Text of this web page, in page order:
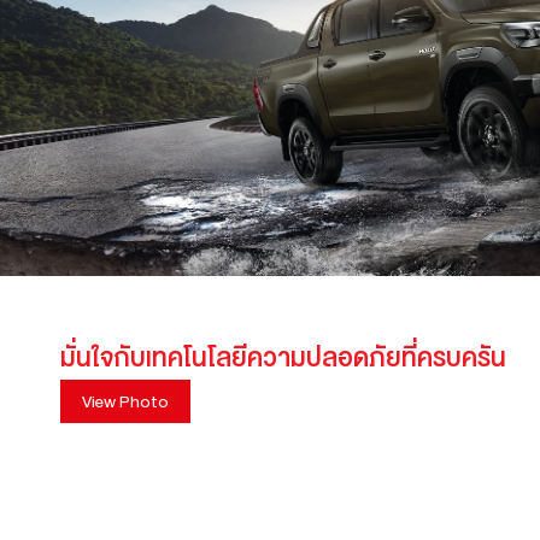
มั่นใจกับเทคโนโลยีความปลอดภัยที่ครบครัน
View Photo